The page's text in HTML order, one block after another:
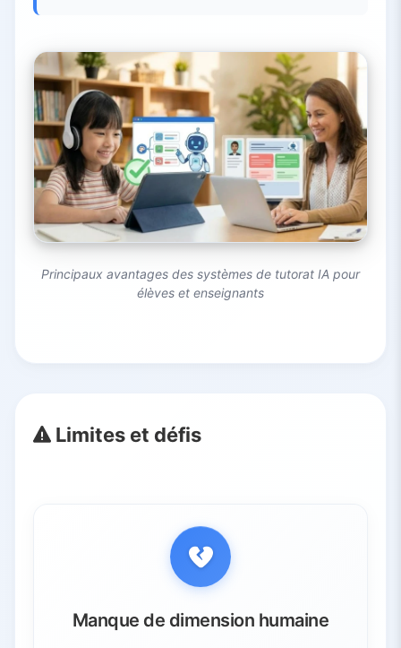
Principaux avantages des systèmes de tutorat IA pour
élèves et enseignants
Limites et défis
Manque de dimension humaine